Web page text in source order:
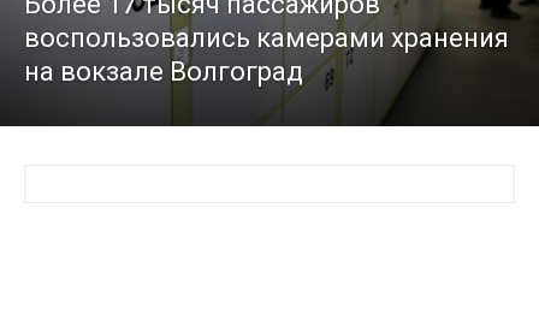
воспользовались камерами хранения
на вокзале Волгоград